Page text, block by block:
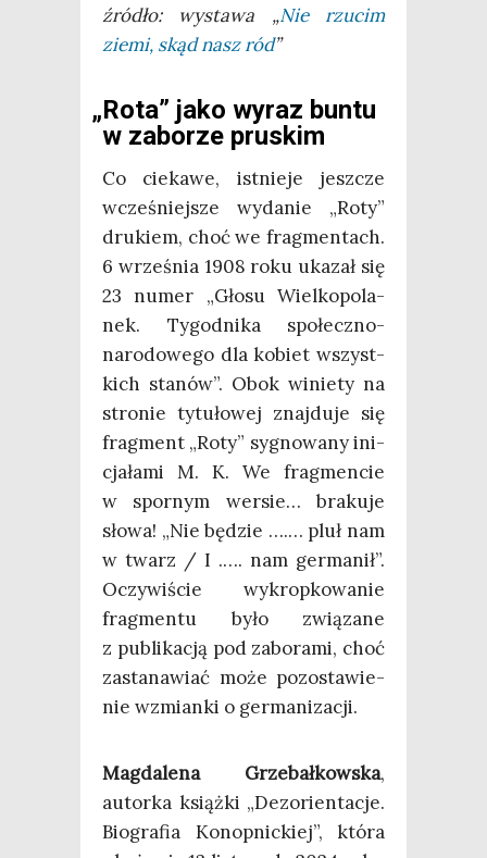
źró­dło: wysta­wa „Nie rzu­cim
zie­mi, skąd nasz ród”
„Rota” jako wyraz buntu
w zaborze pruskim
Co cie­ka­we, ist­nie­je jesz­cze
wcze­śniej­sze wyda­nie „Roty”
dru­kiem, choć we frag­men­tach.
6 wrze­śnia 1908 roku uka­zał się
23 numer „Gło­su Wiel­ko­po­la­
nek. Tygo­dni­ka spo­łecz­no-
naro­do­we­go dla kobiet wszyst­
kich sta­nów”. Obok winie­ty na
stro­nie tytu­ło­wej znaj­du­je się
frag­ment „Roty” sygno­wa­ny ini­
cja­ła­mi M. K. We frag­men­cie
w spor­nym wer­sie… bra­ku­je
sło­wa! „Nie będzie ….… pluł nam
w twarz / I .…. nam ger­ma­nił”.
Oczy­wi­ście wykrop­ko­wa­nie
frag­men­tu było zwią­za­ne
z publi­ka­cją pod zabo­ra­mi, choć
zasta­na­wiać może pozo­sta­wie­
nie wzmian­ki o germanizacji.
Mag­da­le­na Grze­bał­kow­ska,
autor­ka książ­ki „Dez­orien­ta­cje.
Bio­gra­fia Konop­nic­kiej”, któ­ra